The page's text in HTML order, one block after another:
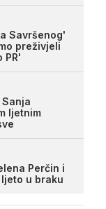
Savršenog'
preživjeli
PR'
ljetnim
Perčin i
u braku